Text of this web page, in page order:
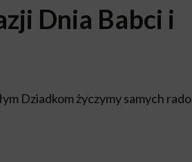
Dnia Babci i
Dziadkom życzymy samych